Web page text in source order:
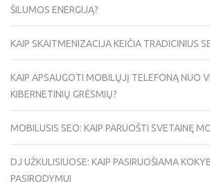
ŠILUMOS ENERGIJĄ?
KAIP SKAITMENIZACIJA KEIČIA TRADICINIUS
KAIP APSAUGOTI MOBILŲJĮ TELEFONĄ NUO
KIBERNETINIŲ GRĖSMIŲ?
MOBILUSIS SEO: KAIP PARUOŠTI SVETAINĘ
DJ UŽKULISIUOSE: KAIP PASIRUOŠIAMA
PASIRODYMUI